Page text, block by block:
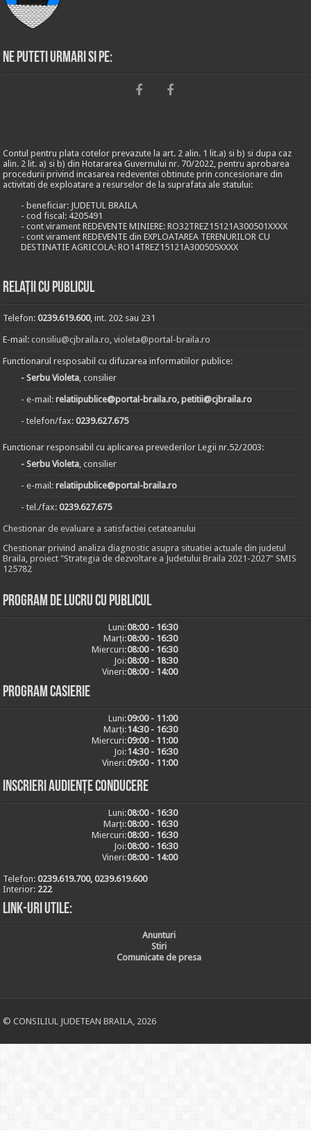
Ne puteti urmari si pe:
Contul pentru plata cotelor prevazute la art. 2 alin. 1 lit.a) si b) si dupa caz
alin. 2 lit. a) si b) din Hotararea Guvernului nr. 70/2022, pentru aprobarea
procedurii privind incasarea redeventei obtinute prin concesionare din
activitati de exploatare a resurselor de la suprafata ale statului:
- beneficiar: JUDETUL BRAILA
- cod fiscal: 4205491
- cont virament REDEVENTE MINIERE: RO32TREZ15121A300501XXXX
- cont virament REDEVENTE din EXPLOATAREA TERENURILOR CU
DESTINATIE AGRICOLA: RO14TREZ15121A300505XXXX
Relații cu publicul
Telefon:0239.619.600, int. 202 sau 231
E-mail:consiliu@cjbraila.ro ,violeta@portal-braila.ro
Functionarul resposabil cu difuzarea informatiilor publice:
- Serbu Violeta , consilier
- e-mail:relatiipublice@portal-braila.ro, petitii@cjbraila.ro
- telefon/fax:0239.627.675
Functionar responsabil cu aplicarea prevederilor Legii nr.52/2003:
- Serbu Violeta , consilier
- e-mail:relatiipublice@portal-braila.ro
- tel./fax:0239.627.675
Chestionar de evaluare a satisfactiei cetateanului
Chestionar privind analiza diagnostic asupra situatiei actuale din judetul
Braila, proiect "Strategia de dezvoltare a Judetului Braila 2021-2027" SMIS
125782
Program de lucru cu publicul
Luni:08:00 - 16:30
Marți:08:00 - 16:30
Miercuri:08:00 - 16:30
Joi:08:00 - 18:30
Vineri:08:00 - 14:00
Program casierie
Luni:09:00 - 11:00
Marți:14:30 - 16:30
Miercuri:09:00 - 11:00
Joi:14:30 - 16:30
Vineri:09:00 - 11:00
Inscrieri audiențe conducere
Luni:08:00 - 16:30
Marți:08:00 - 16:30
Miercuri:08:00 - 16:30
Joi:08:00 - 16:30
Vineri:08:00 - 14:00
Telefon:0239.619.700, 0239.619.600
Interior: 222
Link-uri utile:
Anunturi
Stiri
Comunicate de presa
© CONSILIUL JUDETEAN BRAILA, 2026